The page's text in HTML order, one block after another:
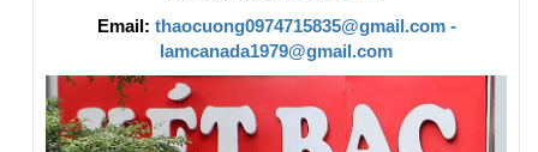
Email: thaocuong0974715835@gmail.com -
lamcanada1979@gmail.com